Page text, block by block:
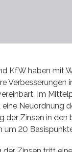
KfW haben mit
Verbesserungen
Im
Neuordnung
der Zinsen in den
um 20